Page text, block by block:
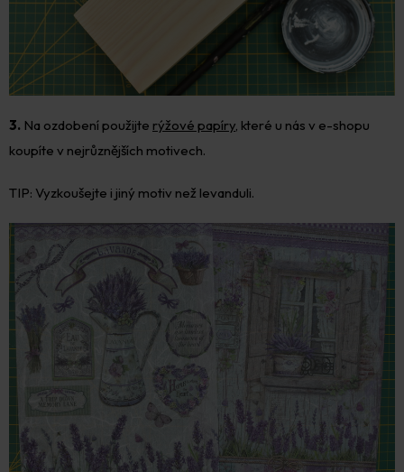
3. Na ozdobení použijte rýžové papíry , které u nás v e-shopu
koupíte v nejrůznějších motivech.
TIP: Vyzkoušejte i jiný motiv než levanduli.